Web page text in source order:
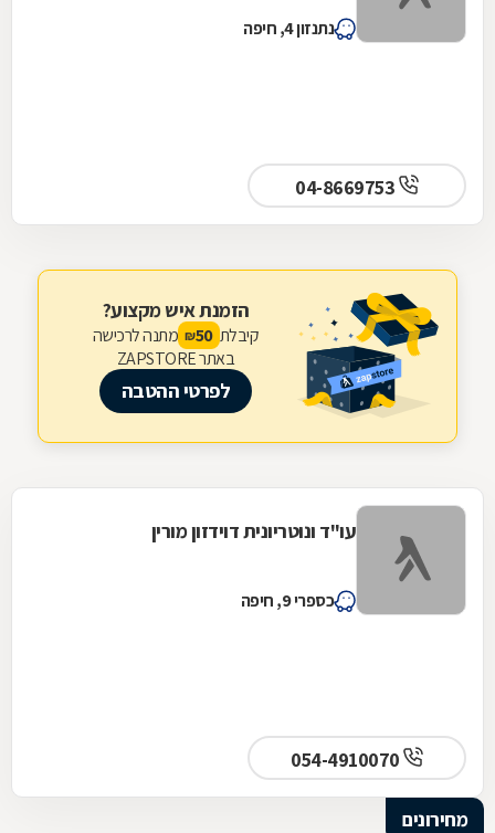
נתנזון 4, חיפה
הזמנת איש מקצוע?
קיבלת 50
₪ מתנה לרכישה
באתר ZAPSTORE
לפרטי ההטבה
עו"ד ונוטריונית דוידזון מורין
כספרי 9, חיפה
מחירונים